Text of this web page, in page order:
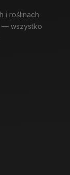
i roślinach
— wszystko